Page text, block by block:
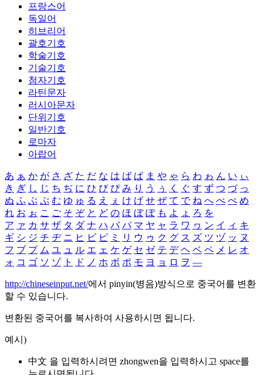
프랑스어
독일어
히브리어
괄호기호
학술기호
기술기호
첨자기호
라틴문자
러시아문자
단위기호
일반기호
로마자
아랍어
あ ぁ か が さ ざ た だ な は ば ぱ ま や ゃ ら わ ゎ ん い ぃ
き ぎ し じ ち ぢ に ひ び ぴ み り う ぅ く ぐ す ず つ づ っ
ぬ ふ ぶ ぷ む ゆ ゅ る え ぇ け げ せ ぜ て で ね へ べ ぺ め
れ お ぉ こ ご そ ぞ と ど の ほ ぼ ぽ も よ ょ ろ を
ア ァ カ サ ザ タ ダ ナ ハ バ パ マ ヤ ャ ラ ワ ヮ ン イ ィ キ
ギ シ ジ チ ヂ ニ ヒ ビ ピ ミ リ ウ ゥ ク グ ス ズ ツ ヅ ッ ヌ
フ ブ プ ム ユ ュ ル エ ェ ケ ゲ セ ゼ テ デ ヘ ベ ペ メ レ オ
ォ コ ゴ ソ ゾ ト ド ノ ホ ボ ポ モ ヨ ョ ロ ヲ ―
http://chineseinput.net/에서 pinyin(병음)방식으로 중국어를 변환
할 수 있습니다.
변환된 중국어를 복사하여 사용하시면 됩니다.
예시)
中文 을 입력하시려면 zhongwen을 입력하시고 space를